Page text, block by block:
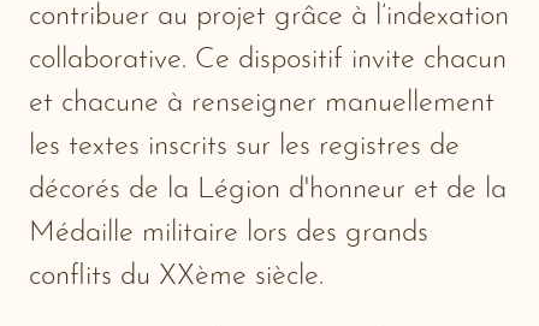
contribuer au projet grâce à l’indexation
collaborative. Ce dispositif invite chacun
et chacune à renseigner manuellement
les textes inscrits sur les registres de
décorés de la Légion d'honneur et de la
Médaille militaire lors des grands
conflits du XXème siècle.